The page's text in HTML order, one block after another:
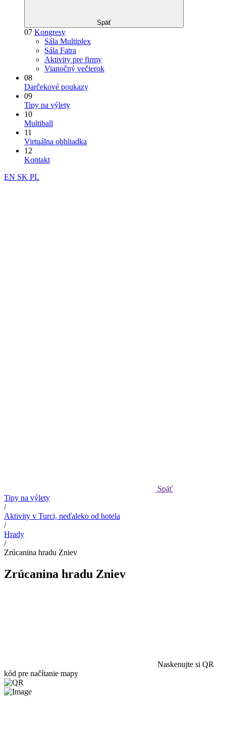
Späť
07 Kongresy
Sála Multiplex
Sála Fatra
Aktivity pre firmy
Vianočný večierok
08
Darčekové poukazy
09
Tipy na výlety
10
Multiball
11
Virtuálna obhliadka
12
Kontakt
EN SK PL
Späť
Tipy na výlety
/
Aktivity v Turci, neďaleko od hotela
/
Hrady
/
Zrúcanina hradu Zniev
Zrúcanina hradu Zniev
Naskenujte si QR
kód pre načítanie mapy